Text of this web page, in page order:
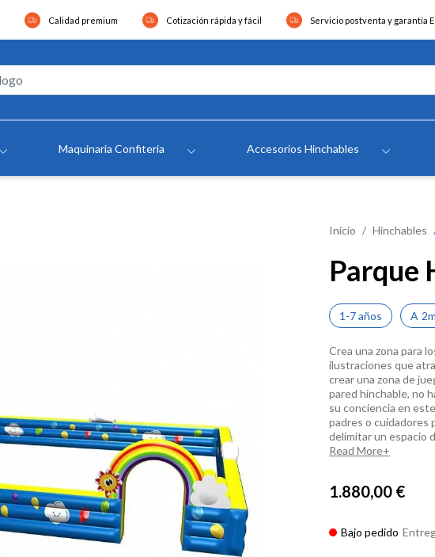
Calidad premium Cotización rápida y fácil Servicio postventa y garantía
Maquinaria Confiteria Accesorios Hinchables
Inicio Hinchables
Parque
1-7 años A 2m
Crea una zona para
ilustraciones que
crear una zona de
pared hinchable, no
su conciencia en
padres o cuidadores
delimitar un espacio
Read More
1.880,00 €
Bajo pedido